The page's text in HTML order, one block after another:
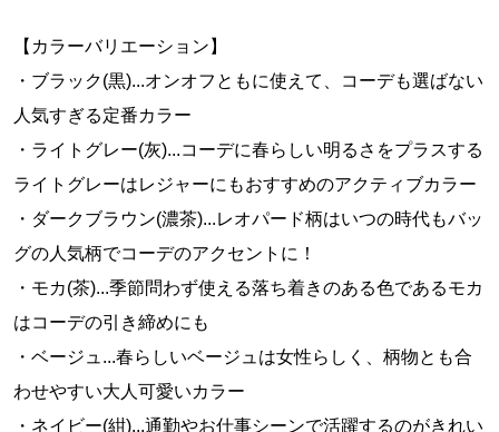
【カラーバリエーション】
・ブラック(黒)...オンオフともに使えて、コーデも選ばない
人気すぎる定番カラー
・ライトグレー(灰)...コーデに春らしい明るさをプラスする
ライトグレーはレジャーにもおすすめのアクティブカラー
・ダークブラウン(濃茶)...レオパード柄はいつの時代もバッ
グの人気柄でコーデのアクセントに！
・モカ(茶)...季節問わず使える落ち着きのある色であるモカ
はコーデの引き締めにも
・ベージュ...春らしいベージュは女性らしく、柄物とも合
わせやすい大人可愛いカラー
・ネイビー(紺)...通勤やお仕事シーンで活躍するのがきれい